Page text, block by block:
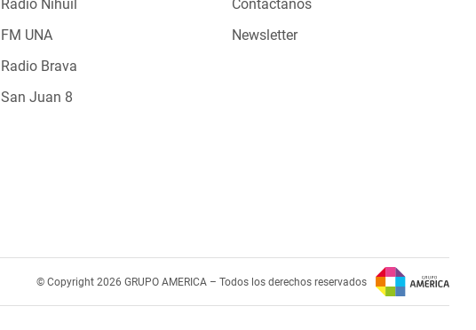
Radio Nihuil
FM UNA
Radio Brava
San Juan 8
Contactanos
Newsletter
© Copyright 2026 GRUPO AMERICA – Todos los derechos reservados